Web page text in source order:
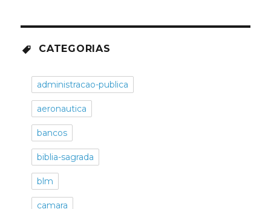
CATEGORIAS
administracao-publica
aeronautica
bancos
biblia-sagrada
blm
camara